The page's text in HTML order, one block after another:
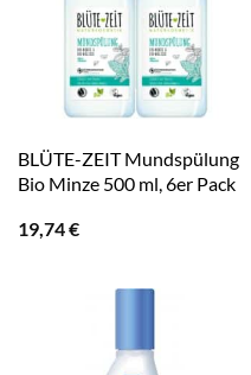
BLÜTE-ZEIT Mundspülung
Bio Minze 500 ml, 6er Pack
19,74€